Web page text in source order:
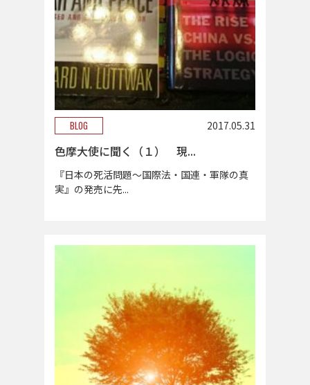
BLOG 2017.05.31
色摩大使に聞く（１） 現...
『日本の死活問題～国際法・国連・軍隊の真
実』の発売に先...